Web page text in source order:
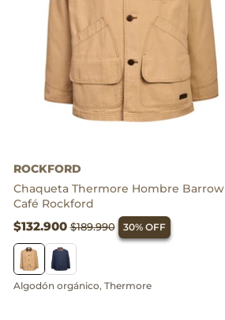
ROCKFORD
Chaqueta Thermore Hombre Barrow
Café Rockford
$132.900$189.990 30% OFF
Algodón orgánico, Thermore